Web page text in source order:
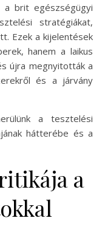
a brit egészségügyi
stratégiákat,
Ezek a kijelentések
hanem a laikus
újra megnyitották a
és a járvány
a tesztelési
hátterébe és a
a